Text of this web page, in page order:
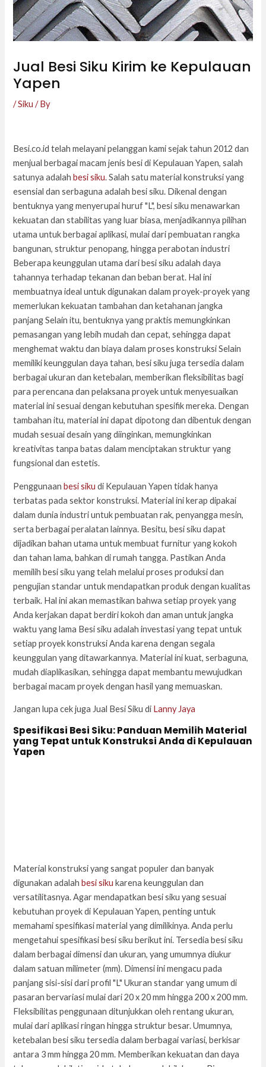
Jual Besi Siku Kirim ke Kepulauan
Yapen
/Siku / By
Besi.co.id telah melayani pelanggan kami sejak tahun 2012 dan
menjual berbagai macam jenis besi di Kepulauan Yapen, salah
satunya adalahbesi siku. Salah satu material konstruksi yang
esensial dan serbaguna adalah besi siku. Dikenal dengan
bentuknya yang menyerupai huruf "L", besi siku menawarkan
kekuatan dan stabilitas yang luar biasa, menjadikannya pilihan
utama untuk berbagai aplikasi, mulai dari pembuatan rangka
bangunan, struktur penopang, hingga perabotan industri
Beberapa keunggulan utama dari besi siku adalah daya
tahannya terhadap tekanan dan beban berat. Hal ini
membuatnya ideal untuk digunakan dalam proyek-proyek yang
memerlukan kekuatan tambahan dan ketahanan jangka
panjang Selain itu, bentuknya yang praktis memungkinkan
pemasangan yang lebih mudah dan cepat, sehingga dapat
menghemat waktu dan biaya dalam proses konstruksi Selain
memiliki keunggulan daya tahan, besi siku juga tersedia dalam
berbagai ukuran dan ketebalan, memberikan fleksibilitas bagi
para perencana dan pelaksana proyek untuk menyesuaikan
material ini sesuai dengan kebutuhan spesifik mereka. Dengan
tambahan itu, material ini dapat dipotong dan dibentuk dengan
mudah sesuai desain yang diinginkan, memungkinkan
kreativitas tanpa batas dalam menciptakan struktur yang
fungsional dan estetis.
Penggunaanbesi sikudi Kepulauan Yapen tidak hanya
terbatas pada sektor konstruksi. Material ini kerap dipakai
dalam dunia industri untuk pembuatan rak, penyangga mesin,
serta berbagai peralatan lainnya. Besitu, besi siku dapat
dijadikan bahan utama untuk membuat furnitur yang kokoh
dan tahan lama, bahkan di rumah tangga. Pastikan Anda
memilih besi siku yang telah melalui proses produksi dan
pengujian standar untuk mendapatkan produk dengan kualitas
terbaik. Hal ini akan memastikan bahwa setiap proyek yang
Anda kerjakan dapat berdiri kokoh dan aman untuk jangka
waktu yang lama Besi siku adalah investasi yang tepat untuk
setiap proyek konstruksi Anda karena dengan segala
keunggulan yang ditawarkannya. Material ini kuat, serbaguna,
mudah diaplikasikan, sehingga dapat membantu mewujudkan
berbagai macam proyek dengan hasil yang memuaskan.
Jangan lupa cek juga Jual Besi Siku di Lanny Jaya
Spesifikasi Besi Siku: Panduan Memilih Material
yang Tepat untuk Konstruksi Anda di Kepulauan
Yapen
Material konstruksi yang sangat populer dan banyak
digunakan adalahbesi siku karena keunggulan dan
versatilitasnya. Agar mendapatkan besi siku yang sesuai
kebutuhan proyek di Kepulauan Yapen, penting untuk
memahami spesifikasi material yang dimilikinya. Anda perlu
mengetahui spesifikasi besi siku berikut ini. Tersedia besi siku
dalam berbagai dimensi dan ukuran, yang umumnya diukur
dalam satuan milimeter (mm). Dimensi ini mengacu pada
panjang sisi-sisi dari profil "L" Ukuran standar yang umum di
pasaran bervariasi mulai dari 20 x 20 mm hingga 200 x 200 mm.
Fleksibilitas penggunaan ditunjukkan oleh rentang ukuran,
mulai dari aplikasi ringan hingga struktur besar. Umumnya,
ketebalan besi siku tersedia dalam berbagai variasi, berkisar
antara 3 mm hingga 20 mm. Memberikan kekuatan dan daya